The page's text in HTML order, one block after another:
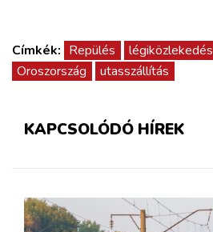
Címkék: Repülés légiközlekedés
Oroszország
utasszállítás
KAPCSOLÓDÓ HÍREK